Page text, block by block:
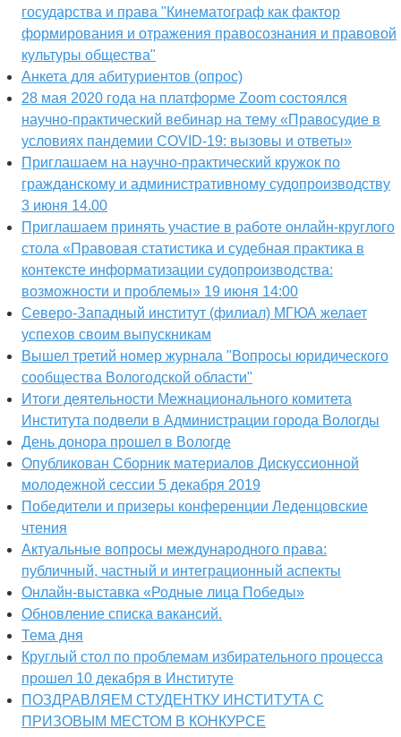
государства и права "Кинематограф как фактор
формирования и отражения правосознания и правовой
культуры общества"
Анкета для абитуриентов (опрос)
28 мая 2020 года на платформе Zoom состоялся
научно-практический вебинар на тему «Правосудие в
условиях пандемии COVID-19: вызовы и ответы»
Приглашаем на научно-практический кружок по
гражданскому и административному судопроизводству
3 июня 14.00
Приглашаем принять участие в работе онлайн-круглого
стола «Правовая статистика и судебная практика в
контексте информатизации судопроизводства:
возможности и проблемы» 19 июня 14:00
Северо-Западный институт (филиал) МГЮА желает
успехов своим выпускникам
Вышел третий номер журнала "Вопросы юридического
сообщества Вологодской области"
Итоги деятельности Межнационального комитета
Института подвели в Администрации города Вологды
День донора прошел в Вологде
Опубликован Сборник материалов Дискуссионной
молодежной сессии 5 декабря 2019
Победители и призеры конференции Леденцовские
чтения
Актуальные вопросы международного права:
публичный, частный и интеграционный аспекты
Онлайн-выставка «Родные лица Победы»
Обновление списка вакансий.
Тема дня
Круглый стол по проблемам избирательного процесса
прошел 10 декабря в Институте
ПОЗДРАВЛЯЕМ СТУДЕНТКУ ИНСТИТУТА С
ПРИЗОВЫМ МЕСТОМ В КОНКУРСЕ